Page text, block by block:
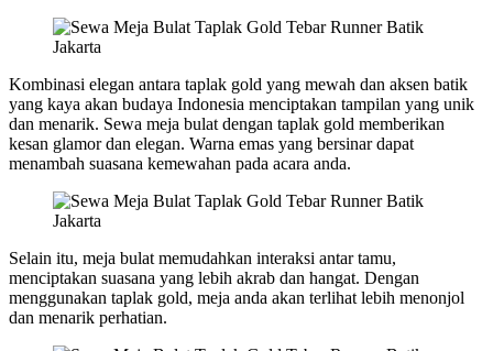
Kombinasi elegan antara taplak gold yang mewah dan aksen batik
yang kaya akan budaya Indonesia menciptakan tampilan yang unik
dan menarik. Sewa meja bulat dengan taplak gold memberikan
kesan glamor dan elegan. Warna emas yang bersinar dapat
menambah suasana kemewahan pada acara anda.
Selain itu, meja bulat memudahkan interaksi antar tamu,
menciptakan suasana yang lebih akrab dan hangat. Dengan
menggunakan taplak gold, meja anda akan terlihat lebih menonjol
dan menarik perhatian.